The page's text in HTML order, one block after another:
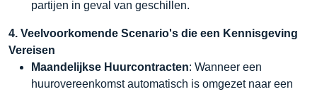
partijen in geval van geschillen.
4. Veelvoorkomende Scenario's die een Kennisgeving
Vereisen
Maandelijkse Huurcontracten: Wanneer een
huurovereenkomst automatisch is omgezet naar een